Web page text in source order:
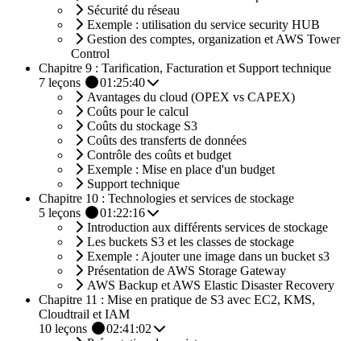
Sécurité du réseau
Exemple : utilisation du service security HUB
Gestion des comptes, organization et AWS Tower
Control
Chapitre 9 : Tarification, Facturation et Support technique
7 leçons
01:25:40
Avantages du cloud (OPEX vs CAPEX)
Coûts pour le calcul
Coûts du stockage S3
Coûts des transferts de données
Contrôle des coûts et budget
Exemple : Mise en place d'un budget
Support technique
Chapitre 10 : Technologies et services de stockage
5 leçons
01:22:16
Introduction aux différents services de stockage
Les buckets S3 et les classes de stockage
Exemple : Ajouter une image dans un bucket s3
Présentation de AWS Storage Gateway
AWS Backup et AWS Elastic Disaster Recovery
Chapitre 11 : Mise en pratique de S3 avec EC2, KMS,
Cloudtrail et IAM
10 leçons
02:41:02